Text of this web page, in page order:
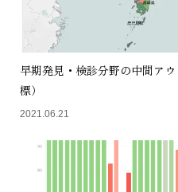
早期発見・検診分野の中間ア
標）
2021.06.21